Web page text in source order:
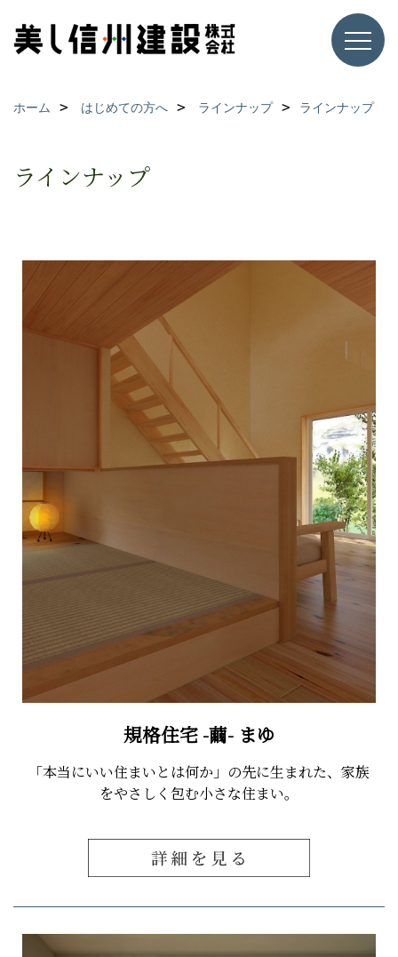
ホーム はじめての方へ ラインナップ ラインナップ
ラインナップ
規格住宅 -繭- まゆ
「本当にいい住まいとは何か」の先に生まれた、家族
をやさしく包む小さな住まい。